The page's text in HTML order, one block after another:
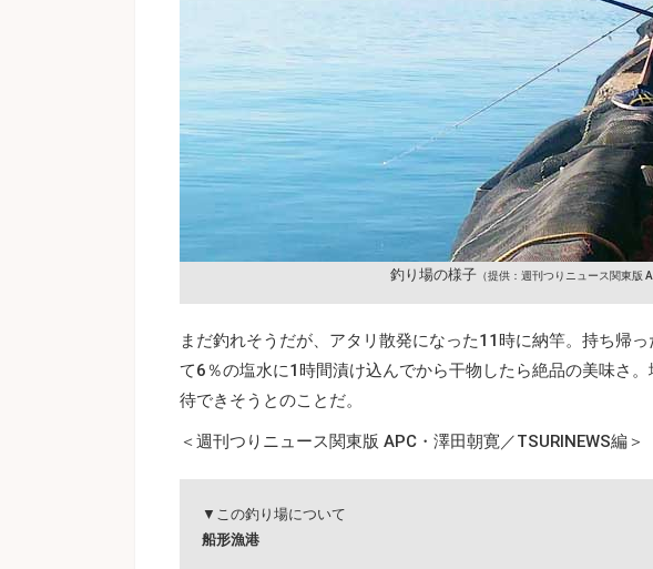
釣り場の様子 （提供：週刊つりニュース関東版
まだ釣れそうだが、アタリ散発になった11時に納竿。持ち帰
て6％の塩水に1時間漬け込んでから干物したら絶品の美味さ
待できそうとのことだ。
＜週刊つりニュース関東版 APC・澤田朝寛／TSURINEWS編＞
▼この釣り場について
船形漁港